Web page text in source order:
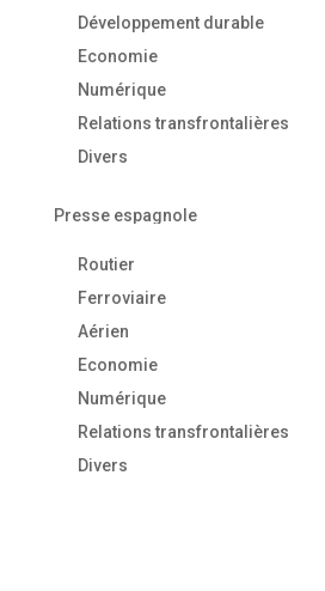
Développement durable
Economie
Numérique
Relations transfrontalières
Divers
Presse espagnole
Routier
Ferroviaire
Aérien
Economie
Numérique
Relations transfrontalières
Divers